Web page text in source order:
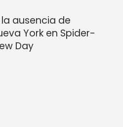
ausencia de
York en Spider-
Day